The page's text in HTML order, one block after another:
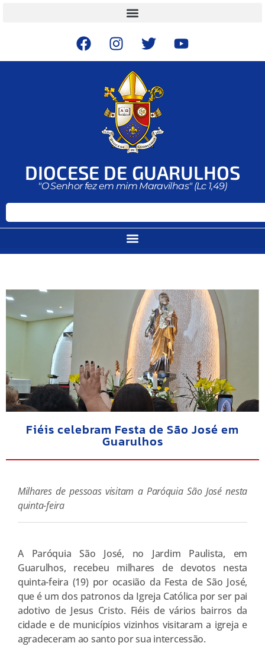
DIOCESE DE GUARULHOS
"O Senhor fez em mim Maravilhas" (Lc 1,49)
Fiéis celebram Festa de São José em
Guarulhos
Milhares de pessoas visitam a Paróquia São José nesta
quinta-feira
A Paróquia São José, no Jardim Paulista, em
Guarulhos, recebeu milhares de devotos nesta
quinta-feira (19) por ocasião da Festa de São José,
que é um dos patronos da Igreja Católica por ser pai
adotivo de Jesus Cristo. Fiéis de vários bairros da
cidade e de municípios vizinhos visitaram a igreja e
agradeceram ao santo por sua intercessão.